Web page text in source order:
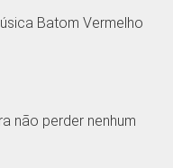
Batom Vermelho
não perder nenhum